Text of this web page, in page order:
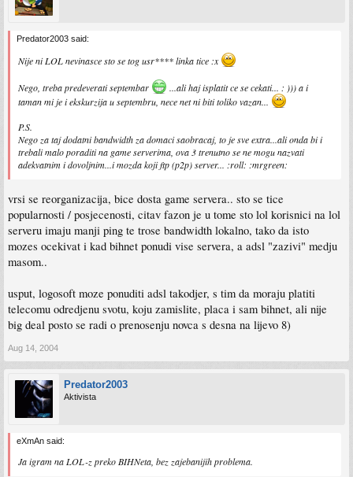
Predator2003 said:
Nije ni LOL nevinasce sto se tog usr**** linka tice :x
Nego, treba predeverati septembar
...ali haj isplatit ce se cekati... : ))) a i
taman mi je i ekskurzija u septembru, nece net ni biti toliko vazan...
P.S.
Nego za taj dodatni bandwidth za domaci saobracaj, to je sve extra...ali onda bi i
trebali malo poraditi na game serverima, ova 3 trenutno se ne mogu nazvati
adekvatnim i dovoljnim...i mozda koji ftp (p2p) server... :roll: :mrgreen:
vrsi se reorganizacija, bice dosta game servera.. sto se tice
popularnosti / posjecenosti, citav fazon je u tome sto lol korisnici na lol
serveru imaju manji ping te trose bandwidth lokalno, tako da isto
mozes ocekivat i kad bihnet ponudi vise servera, a adsl "zazivi" medju
masom..
usput, logosoft moze ponuditi adsl takodjer, s tim da moraju platiti
telecomu odredjenu svotu, koju zamislite, placa i sam bihnet, ali nije
big deal posto se radi o prenosenju novca s desna na lijevo 8)
Aug 14, 2004
Predator2003
Aktivista
eXmAn said:
Ja igram na LOL-z preko BIHNeta, bez zajebanijih problema.